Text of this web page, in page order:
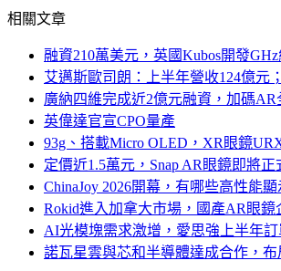
相關文章
融資210萬美元，英國Kubos開發
艾邁斯歐司朗：上半年營收124億元
廣納四維完成近2億元融資，加碼AR
英偉達官宣CPO量產
93g、搭載Micro OLED，XR眼鏡
定價近1.5萬元，Snap AR眼鏡即將正
ChinaJoy 2026開幕，有哪些高性能
Rokid進入加拿大市場，國產AR眼鏡
AI光模塊需求激增，愛思強上半年訂
諾瓦星雲與芯和半導體達成合作，